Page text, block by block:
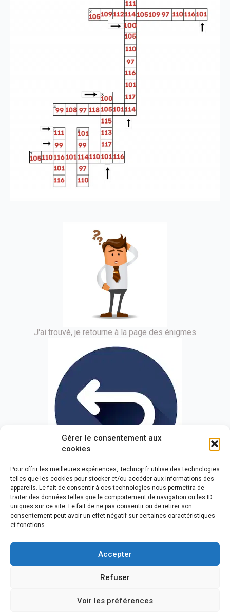
Gérer le consentement aux
cookies
Pour offrir les meilleures expériences, Technojr.fr utilise des technologies
telles que les cookies pour stocker et/ou accéder aux informations des
appareils. Le fait de consentir à ces technologies nous permettra de
traiter des données telles que le comportement de navigation ou les ID
uniques sur ce site. Le fait de ne pas consentir ou de retirer son
consentement peut avoir un effet négatif sur certaines caractéristiques
et fonctions.
Accepter
Refuser
Voir les préférences
J'ai trouvé, je retourne à la page des énigmes
Tous droits réservés - Delbrayelle Jean-Paul -2023